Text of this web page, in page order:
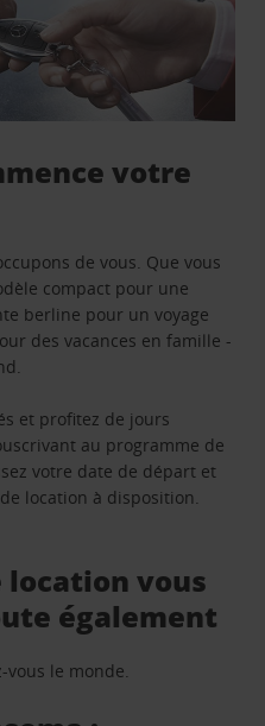
votre
de vous. Que vous
compact pour une
berline pour un voyage
des vacances en famille -
et profitez de jours
au programme de
votre date de départ et
location à disposition.
vous
également
vous le monde.